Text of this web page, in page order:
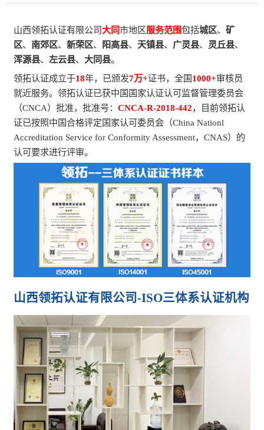
山西领拓认证有限公司大同市地区服务范围包括城区、 矿
区、 南郊区、 新荣区、 阳高县、 天镇县、 广灵县、 灵丘县、
浑源县、 左云县、 大同县。
领拓认证成立于18年，已颁发7万+证书，全国1000+审核员
就近服务。领拓认证已获中国国家认证认可监督管理委员会
（CNCA）批准，批准号： CNCA-R-2018-442，目前领拓认
证已按照中国合格评定国家认可委员会（China Nationl
Accreditation Service for Conformity Assessment，CNAS）的
认可要求进行评审。
山西领拓认证有限公司-ISO三体系认证机构